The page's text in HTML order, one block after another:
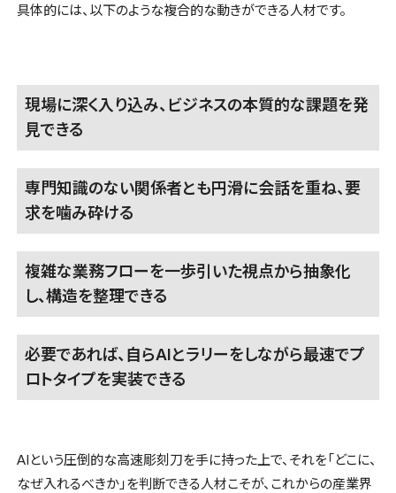
具体的には、以下のような複合的な動きができる人材です。
現場に深く入り込み、ビジネスの本質的な課題を発
見できる
専門知識のない関係者とも円滑に会話を重ね、要
求を噛み砕ける
複雑な業務フローを一歩引いた視点から抽象化
し、構造を整理できる
必要であれば、自らAIとラリーをしながら最速でプ
ロトタイプを実装できる
AIという圧倒的な高速彫刻刀を手に持った上で、それを「どこに、
なぜ入れるべきか」を判断できる人材こそが、これからの産業界